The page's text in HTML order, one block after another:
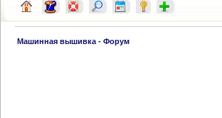
Машинная вышивка - Форум